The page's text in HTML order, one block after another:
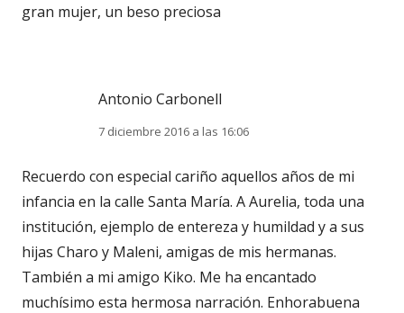
gran mujer, un beso preciosa
Antonio Carbonell
7 diciembre 2016 a las 16:06
Recuerdo con especial cariño aquellos años de mi
infancia en la calle Santa María. A Aurelia, toda una
institución, ejemplo de entereza y humildad y a sus
hijas Charo y Maleni, amigas de mis hermanas.
También a mi amigo Kiko. Me ha encantado
muchísimo esta hermosa narración. Enhorabuena